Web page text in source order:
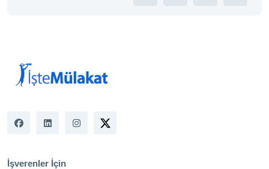
İşverenler İçin